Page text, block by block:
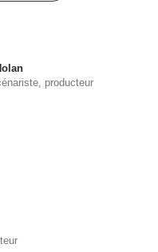
producteur